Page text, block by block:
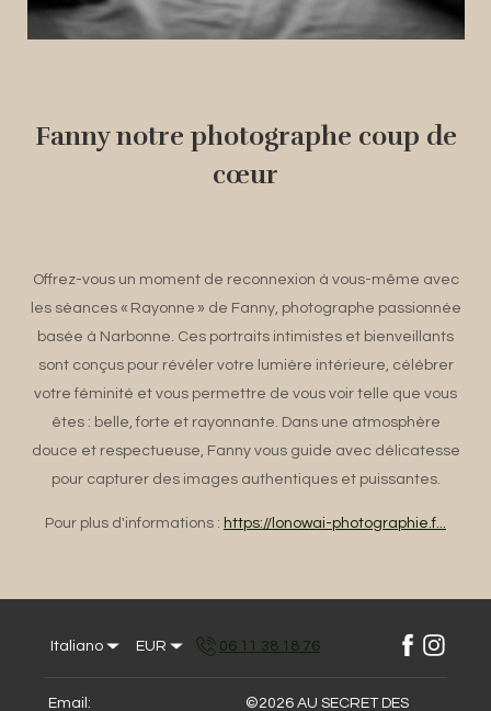
Fanny notre photographe coup de
cœur
Offrez-vous un moment de reconnexion à vous-même avec
les séances « Rayonne » de Fanny, photographe passionnée
basée à Narbonne. Ces portraits intimistes et bienveillants
sont conçus pour révéler votre lumière intérieure, célébrer
votre féminité et vous permettre de vous voir telle que vous
êtes : belle, forte et rayonnante. Dans une atmosphère
douce et respectueuse, Fanny vous guide avec délicatesse
pour capturer des images authentiques et puissantes.
Pour plus d'informations : https://lonowai-photographie.f...
Italiano EUR 06 11 38 18 76
Email : ©2026 AU SECRET DES